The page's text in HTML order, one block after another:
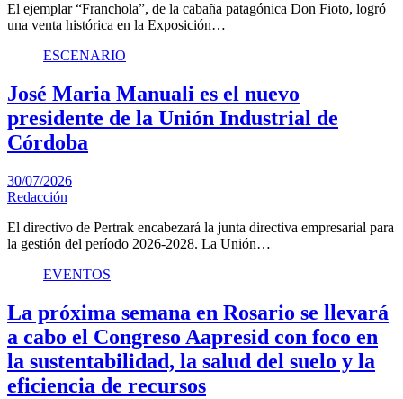
El ejemplar “Franchola”, de la cabaña patagónica Don Fioto, logró
una venta histórica en la Exposición…
ESCENARIO
José Maria Manuali es el nuevo
presidente de la Unión Industrial de
Córdoba
30/07/2026
Redacción
El directivo de Pertrak encabezará la junta directiva empresarial para
la gestión del período 2026-2028. La Unión…
EVENTOS
La próxima semana en Rosario se llevará
a cabo el Congreso Aapresid con foco en
la sustentabilidad, la salud del suelo y la
eficiencia de recursos